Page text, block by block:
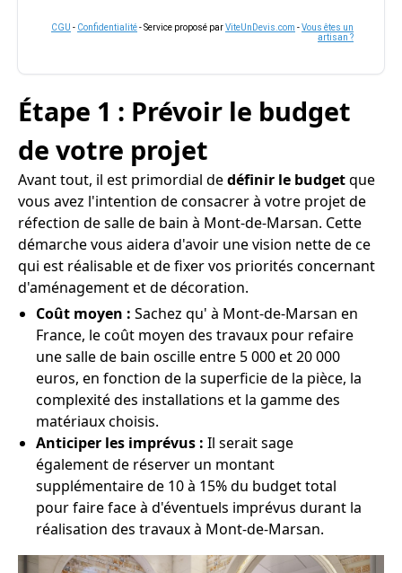
CGU - Confidentialité- Service proposé parViteUnDevis.com -Vous êtes un
artisan ?
Étape 1 : Prévoir le budget
de votre projet
Avant tout, il est primordial dedéfinir le budgetque
vous avez l'intention de consacrer à votre projet de
réfection de salle de bain à Mont-de-Marsan. Cette
démarche vous aidera d'avoir une vision nette de ce
qui est réalisable et de fixer vos priorités concernant
d'aménagement et de décoration.
Coût moyen : Sachez qu' à Mont-de-Marsan en
France, le coût moyen des travaux pour refaire
une salle de bain oscille entre 5 000 et 20 000
euros, en fonction de la superficie de la pièce, la
complexité des installations et la gamme des
matériaux choisis.
Anticiper les imprévus : Il serait sage
également de réserver un montant
supplémentaire de 10 à 15% du budget total
pour faire face à d'éventuels imprévus durant la
réalisation des travaux à Mont-de-Marsan.